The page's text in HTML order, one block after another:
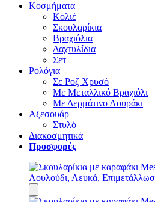
Κοσμήματα
Κολιέ
Σκουλαρίκια
Βραχιόλια
Δαχτυλίδια
Σετ
Ρολόγια
Σε Ροζ Χρυσό
Με Μεταλλικό Βραχιόλι
Με Δερμάτινο Λουράκι
Αξεσουάρ
Στυλό
Διακοσμητικά
Προσφορές